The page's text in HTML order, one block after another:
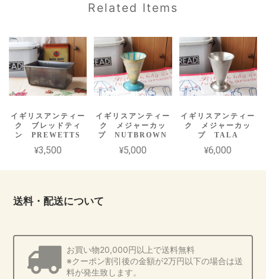
Related Items
イギリスアンティー
ク ブレッドティ
ン PREWETTS
¥3,500
イギリスアンティー
ク メジャーカッ
プ NUTBROWN
¥5,000
イギリスアンティー
ク メジャーカッ
プ TALA
¥6,000
送料・配送について
お買い物20,000円以上で送料無料
※クーポン割引後の金額が2万円以下の場合は送
料が発生致します。